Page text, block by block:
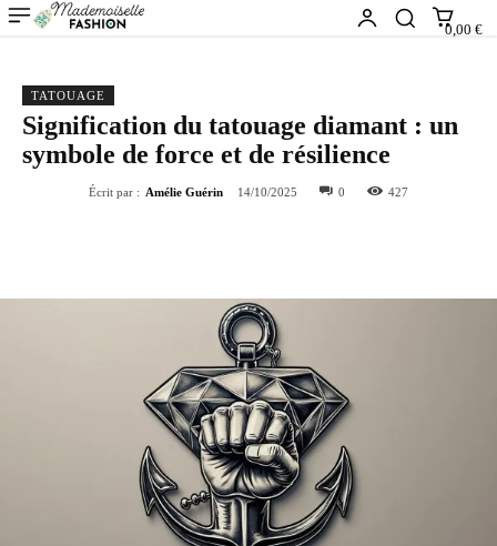
0,00 €
TATOUAGE
Signification du tatouage diamant : un
symbole de force et de résilience
Écrit par : Amélie Guérin 14/10/2025 0 427